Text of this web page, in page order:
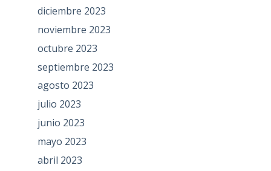
diciembre 2023
noviembre 2023
octubre 2023
septiembre 2023
agosto 2023
julio 2023
junio 2023
mayo 2023
abril 2023